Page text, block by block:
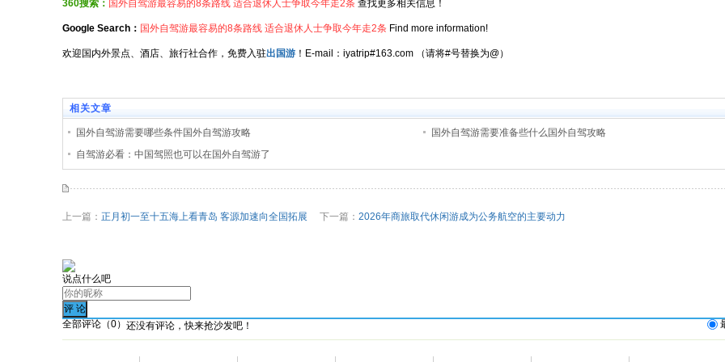
360搜索： 国外自驾游最容易的8条路线 适合退休人士争取今年走2条 查找更多相关信息！
Google Search： 国外自驾游最容易的8条路线 适合退休人士争取今年走2条 Find more information!
欢迎国内外景点、酒店、旅行社合作，免费入驻出国游 ！E-mail：iyatrip#163.com （请将#号替换为@）
相关文章
国外自驾游需要哪些条件国外自驾游攻略
国外自驾游需要准备些什么国外自驾攻略
自驾游必看：中国驾照也可以在国外自驾游了
上一篇： 正月初一至十五海上看青岛 客源加速向全国拓展 下一篇： 2026年商旅取代休闲游成为公务航空的主要动力
说点什么吧
全部评论（0） 还没有评论，快来抢沙发吧！